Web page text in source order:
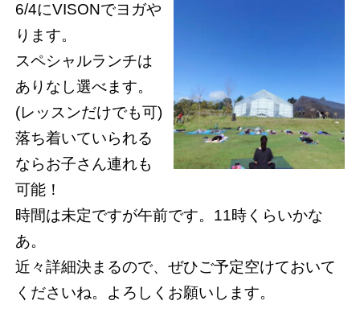
6/4にVISONでヨガや
ります。
スペシャルランチは
ありなし選べます。
(レッスンだけでも可)
落ち着いていられる
ならお子さん連れも
可能！
時間は未定ですが午前です。11時くらいかな
あ。
近々詳細決まるので、ぜひご予定空けておいて
くださいね。よろしくお願いします。